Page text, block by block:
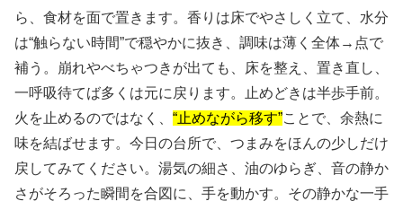
ら、食材を面で置きます。香りは床でやさしく立て、水分
は“触らない時間”で穏やかに抜き、調味は薄く全体→点で
補う。崩れやべちゃつきが出ても、床を整え、置き直し、
一呼吸待てば多くは元に戻ります。止めどきは半歩手前。
火を止めるのではなく、 “止めながら移す”ことで、余熱に
味を結ばせます。今日の台所で、つまみをほんの少しだけ
戻してみてください。湯気の細さ、油のゆらぎ、音の静か
さがそろった瞬間を合図に、手を動かす。その静かな一手